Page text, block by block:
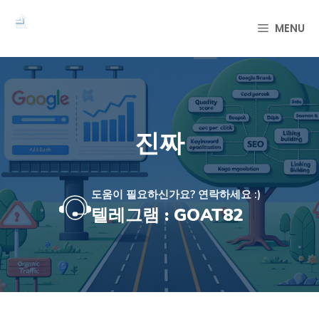
로
건
MENU
진짜
도움이 필요하신가요? 연락하세요 :)
텔레그램 : GOAT82